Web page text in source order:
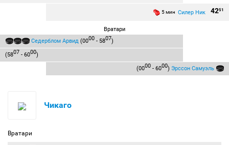
4251
5 мин Силер Ник
Вратари
Седерблом Арвид (0000 - 5807)
(5807 - 6000)
(0000 - 6000) Эрссон Самуэль
Чикаго
Вратари